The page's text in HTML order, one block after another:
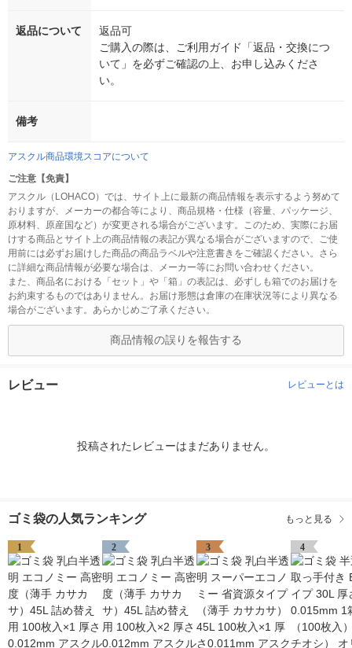
返品について
返品可
ご購入の際は、ご利用ガイド「返品・交換につ
いて」を必ずご確認の上、お申し込みくださ
い。
備考
アスクル商品環境スコアについて
ご注意【免責】
アスクル（LOHACO）では、サイト上に最新の商品情報を表示するよう努めて
おりますが、メーカーの都合等により、商品規格・仕様（容量、パッケージ、
原材料、原産国など）が変更される場合がございます。このため、実際にお届
けする商品とサイト上の商品情報の表記が異なる場合がございますので、ご使
用前には必ずお届けした商品の商品ラベルや注意書きをご確認ください。さら
に詳細な商品情報が必要な場合は、メーカー等にお問い合わせください。
また、商品名における「セット」や「箱」の表記は、必ずしも箱でのお届けを
お約束するものではありません。お届け形態は倉庫の在庫状況等により異なる
場合がございます。あらかじめご了承ください。
商品情報の誤りを報告する
レビュー レビューとは
投稿されたレビューはまだありません。
ゴミ袋の人気ランキング もっと見る
1 2 3 4